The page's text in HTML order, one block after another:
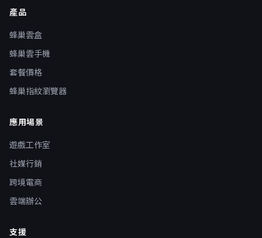
產品
蜂巢雲盒
蜂巢雲手機
套餐價格
蜂巢指紋瀏覽器
應用場景
遊戲工作室
社媒行銷
跨境電商
雲端辦公
支援